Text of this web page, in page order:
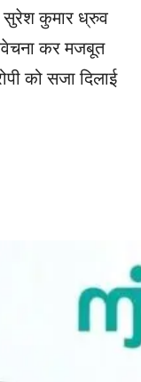
सुरेश कुमार ध्रुव
कर मजबूत
को सजा दिलाई